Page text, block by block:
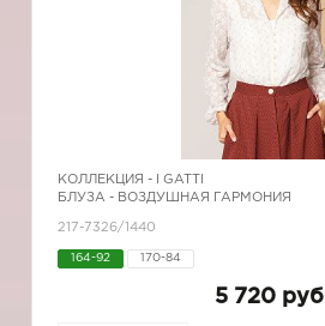
КОЛЛЕКЦИЯ -
I GATTI
БЛУЗА - ВОЗДУШНАЯ ГАРМОНИЯ
217-7326/1440
164-92 170-84
5 720 руб